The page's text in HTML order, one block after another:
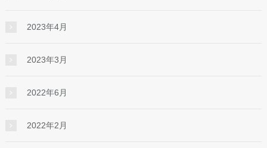
2023年4月
2023年3月
2022年6月
2022年2月